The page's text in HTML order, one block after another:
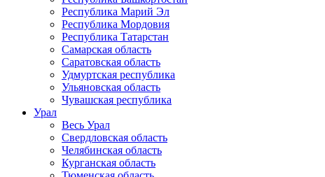
Республика Марий Эл
Республика Мордовия
Республика Татарстан
Самарская область
Саратовская область
Удмуртская республика
Ульяновская область
Чувашская республика
Урал
Весь Урал
Свердловская область
Челябинская область
Курганская область